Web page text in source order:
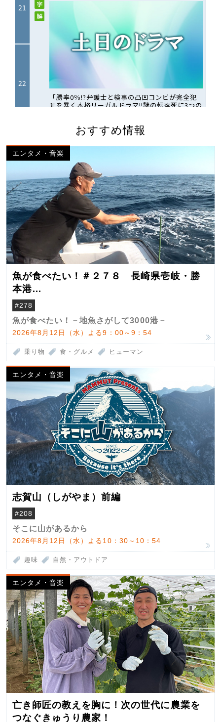
おすすめ情報
エンタメ・音楽
魚が食べたい！＃２７８ 長崎県壱岐・勝
本港
（クロマグロ）
#278
魚が食べたい！－地魚さがして3000港－
2026年8月12日（水）よる9：00～9：54
乗り物 食・グルメ ヒューマン
エンタメ・音楽
志賀山（しがやま）前編
#208
そこに山があるから
2026年8月12日（水）よる10：30～10：54
趣味 自然・アウトドア
エンタメ・音楽
亡き師匠の教えを胸に！次の世代に農業を
つなぐきゅうり農家！